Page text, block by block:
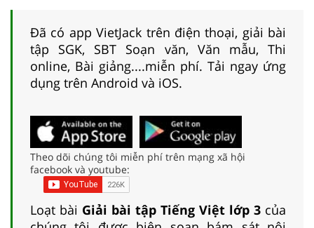
Đã có app VietJack trên điện thoại, giải bài
tập SGK, SBT Soạn văn, Văn mẫu, Thi
online, Bài giảng....miễn phí. Tải ngay ứng
dụng trên Android và iOS.
Theo dõi chúng tôi miễn phí trên mạng xã hội
facebook và youtube:
Loạt bài Giải bài tập Tiếng Việt lớp 3 của